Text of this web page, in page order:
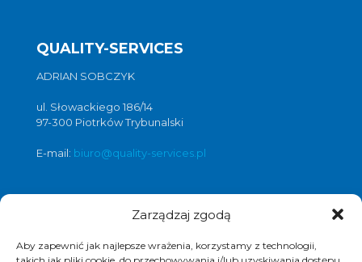
Zarządzaj zgodą
Aby zapewnić jak najlepsze wrażenia, korzystamy z technologii,
QUALITY-SERVICES
ADRIAN SOBCZYK
ul. Słowackiego 186/14
97-300 Piotrków Trybunalski
E-mail: biuro@quality-services.pl
Oferta usług czyszczenia posadzek i